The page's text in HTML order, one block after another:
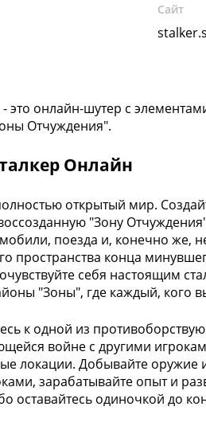
Сайт
это онлайн-шутер с
Отчуждения".
Онлайн
открытый мир.
"Зону
поезда и, конечно же,
пространства конца
себя настоящим
"Зоны", где каждый, кого
к одной из
войне с другими
локации. Добывайте оружие
зарабатывайте опыт и
оставайтесь одиночкой до